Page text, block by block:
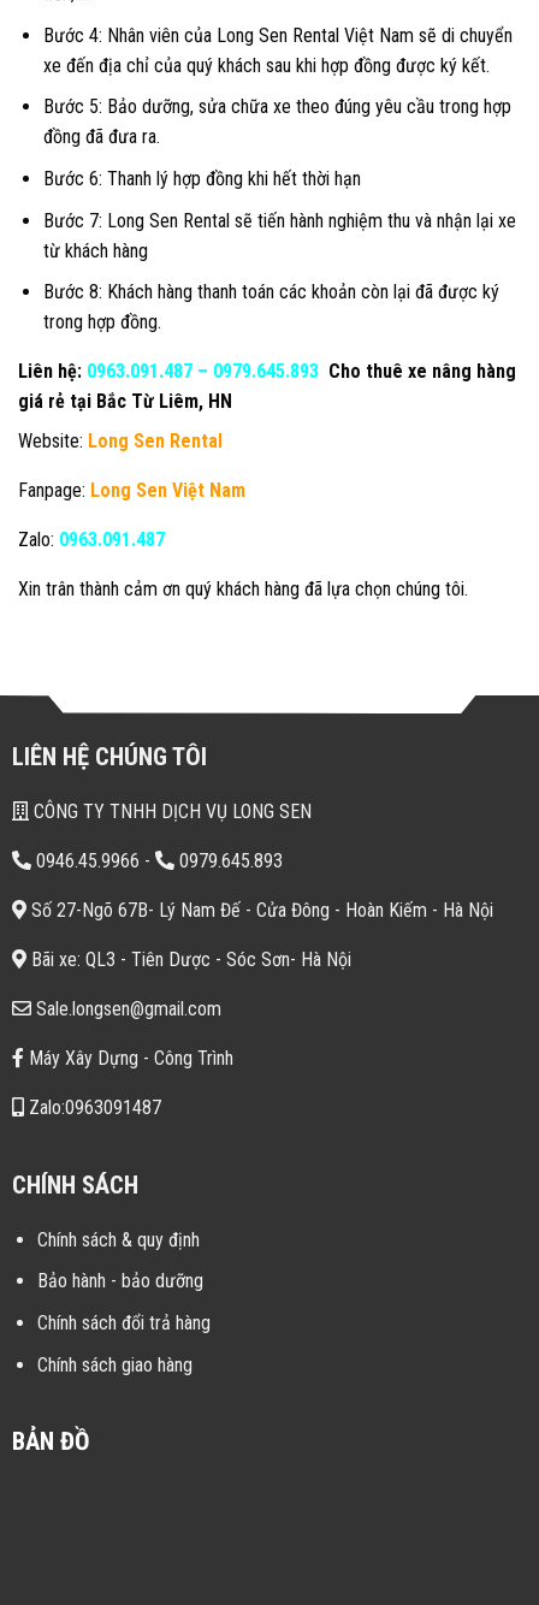
Bước 4: Nhân viên của Long Sen Rental Việt Nam sẽ di chuyển
xe đến địa chỉ của quý khách sau khi hợp đồng được ký kết.
Bước 5: Bảo dưỡng, sửa chữa xe theo đúng yêu cầu trong hợp
đồng đã đưa ra.
Bước 6: Thanh lý hợp đồng khi hết thời hạn
Bước 7: Long Sen Rental sẽ tiến hành nghiệm thu và nhận lại xe
từ khách hàng
Bước 8: Khách hàng thanh toán các khoản còn lại đã được ký
trong hợp đồng.
Liên hệ: 0963.091.487 – 0979.645.893 Cho thuê xe nâng hàng
giá rẻ tại Bắc Từ Liêm, HN
Website: Long Sen Rental
Fanpage: Long Sen Việt Nam
Zalo: 0963.091.487
Xin trân thành cảm ơn quý khách hàng đã lựa chọn chúng tôi.
LIÊN HỆ CHÚNG TÔI
CÔNG TY TNHH DỊCH VỤ LONG SEN
0946.45.9966 - 0979.645.893
Số 27-Ngõ 67B- Lý Nam Đế - Cửa Đông - Hoàn Kiếm - Hà Nội
Bãi xe: QL3 - Tiên Dược - Sóc Sơn- Hà Nội
Sale.longsen@gmail.com
Máy Xây Dựng - Công Trình
Zalo:0963091487
CHÍNH SÁCH
Chính sách & quy định
Bảo hành - bảo dưỡng
Chính sách đổi trả hàng
Chính sách giao hàng
BẢN ĐỒ